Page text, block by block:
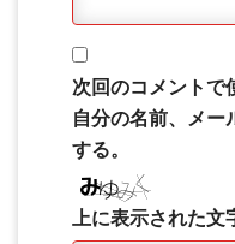
次回のコメントで
自分の名前、メー
する。
上に表示された文